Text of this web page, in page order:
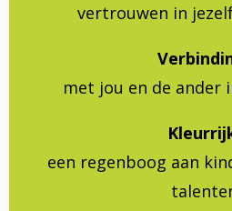
vertrouwen in
met jou en de ander
een regenboog aan